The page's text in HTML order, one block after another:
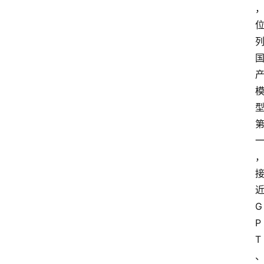
，
位
列
国
产
模
型
第
一
，
接
近
G
P
T
、